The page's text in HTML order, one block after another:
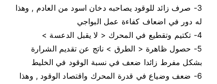
3- صرف زائد للوقود يصاحبه دخان اسود من العادم , وهذا
له دور في اضعاف كفاءة عمل البواجي
4- تكتيم وتقطيع في المحرك < لا يقبل الدعسة >
5- حصول ظاهرة < الطرق > ناتج عن تقديم الشرارة
بشكل مفرط زائدا ضعف في نسبة الوقود في الخليط
6- ضعف وضياع في قدرة المحرك واقتصاد الوقود , وهذا